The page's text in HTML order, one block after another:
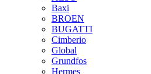
Baxi
BROEN
BUGATTI
Cimberio
Global
Grundfos
Hermes